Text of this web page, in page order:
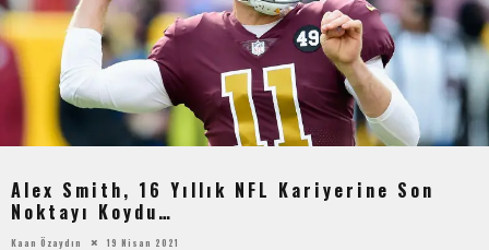
Alex Smith, 16 Yıllık NFL Kariyerine Son
Noktayı Koydu…
Kaan Özaydın 19 Nisan 2021